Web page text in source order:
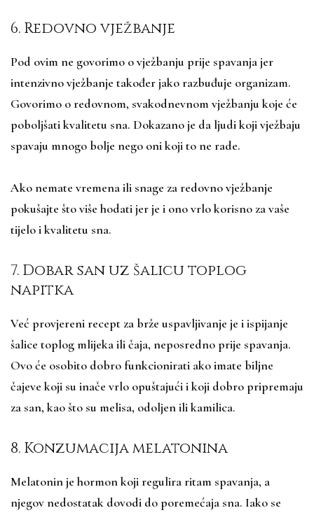
6. Redovno vježbanje
Pod ovim ne govorimo o vježbanju prije spavanja jer
intenzivno vježbanje također jako razbuđuje organizam.
Govorimo o redovnom, svakodnevnom vježbanju koje će
poboljšati kvalitetu sna. Dokazano je da ljudi koji vježbaju
spavaju mnogo bolje nego oni koji to ne rade.
Ako nemate vremena ili snage za redovno vježbanje
pokušajte što više hodati jer je i ono vrlo korisno za vaše
tijelo i kvalitetu sna.
7. Dobar san uz šalicu toplog
napitka
Već provjereni recept za brže uspavljivanje je i ispijanje
šalice toplog mlijeka ili čaja, neposredno prije spavanja.
Ovo će osobito dobro funkcionirati ako imate biljne
čajeve koji su inače vrlo opuštajući i koji dobro pripremaju
za san, kao što su melisa, odoljen ili kamilica.
8. Konzumacija melatonina
Melatonin je hormon koji regulira ritam spavanja, a
njegov nedostatak dovodi do poremećaja sna. Iako se